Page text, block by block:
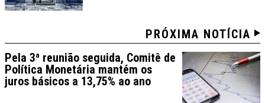
PRÓXIMA NOTÍCIA
Pela 3ª reunião seguida, Comitê de
Política Monetária mantém os
juros básicos a 13,75% ao ano